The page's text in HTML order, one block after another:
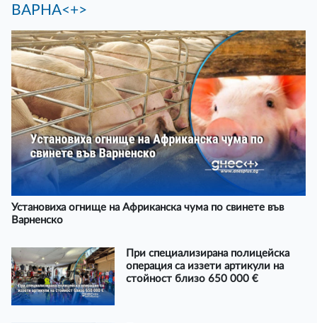
ВАРНА<+>
Установиха огнище на Африканска чума по свинете във
Варненско
При специализирана полицейска
операция са иззети артикули на
стойност близо 650 000 €